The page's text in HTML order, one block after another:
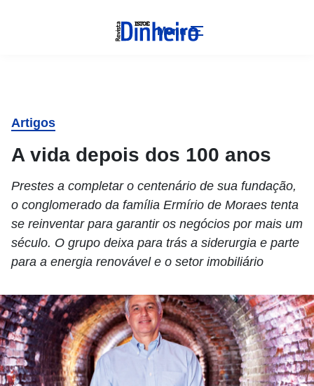
Menu
Artigos
A vida depois dos 100 anos
Prestes a completar o centenário de sua fundação,
o conglomerado da família Ermírio de Moraes tenta
se reinventar para garantir os negócios por mais um
século. O grupo deixa para trás a siderurgia e parte
para a energia renovável e o setor imobiliário